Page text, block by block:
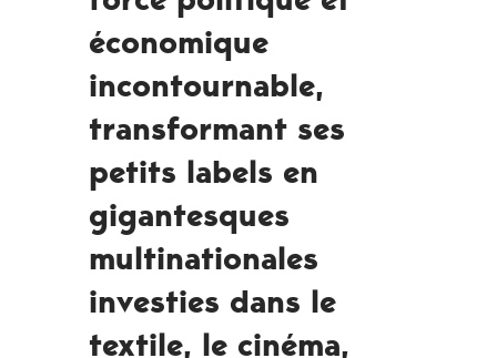
économique
incontournable,
transformant ses
petits labels en
gigantesques
multinationales
investies dans le
textile, le cinéma,